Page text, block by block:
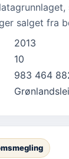
salget fra
2013
10
983 464